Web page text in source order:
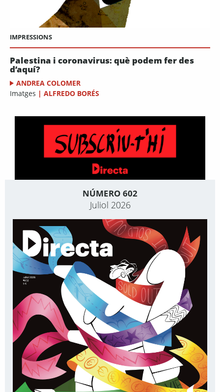
IMPRESSIONS
Palestina i coronavirus: què podem fer des
d’aquí?
ANDREA COLOMER
Imatges | ALFREDO BORÉS
NÚMERO 602
Juliol 2026